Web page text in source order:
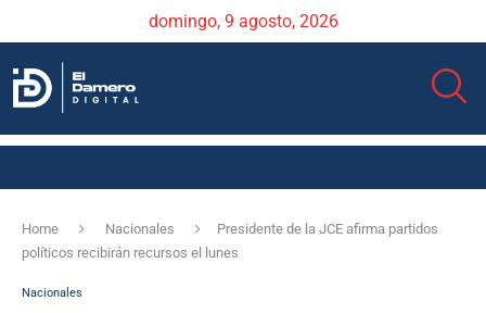
domingo, 9 agosto, 2026
Home Nacionales
Presidente de la JCE afirma partidos
políticos recibirán recursos el lunes
Nacionales